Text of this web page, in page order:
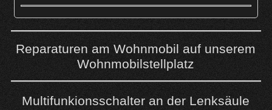
Reparaturen am Wohnmobil auf unserem
Wohnmobilstellplatz
Multifunkionsschalter an der Lenksäule